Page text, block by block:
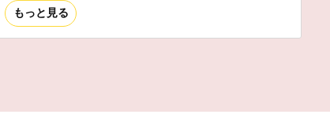
もっと見る